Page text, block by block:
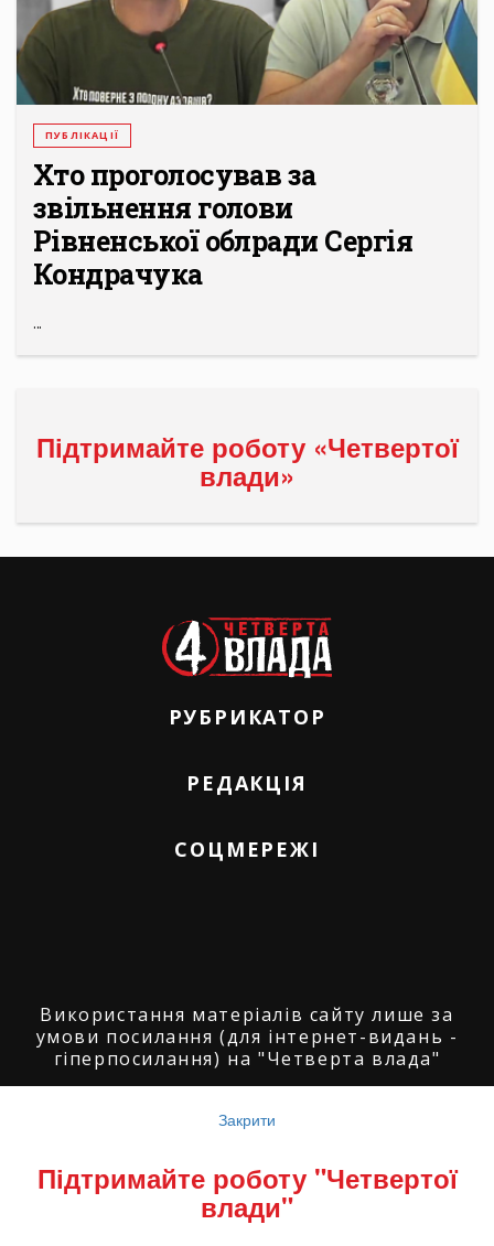
ПУБЛІКАЦІЇ
Хто проголосував за
звільнення голови
Рівненської облради Сергія
Кондрачука
...
Підтримайте роботу «Четвертої
влади»
РУБРИКАТОР
РЕДАКЦІЯ
СОЦМЕРЕЖІ
Використання матеріалів сайту лише за
умови посилання (для інтернет-видань -
гіперпосилання) на "Четверта влада"
"Четверта влада": 2008-2026.
Володимир Торбіч: 2008-2026.
SoftGroup
Закрити
Підтримайте роботу "Четвертої
влади"